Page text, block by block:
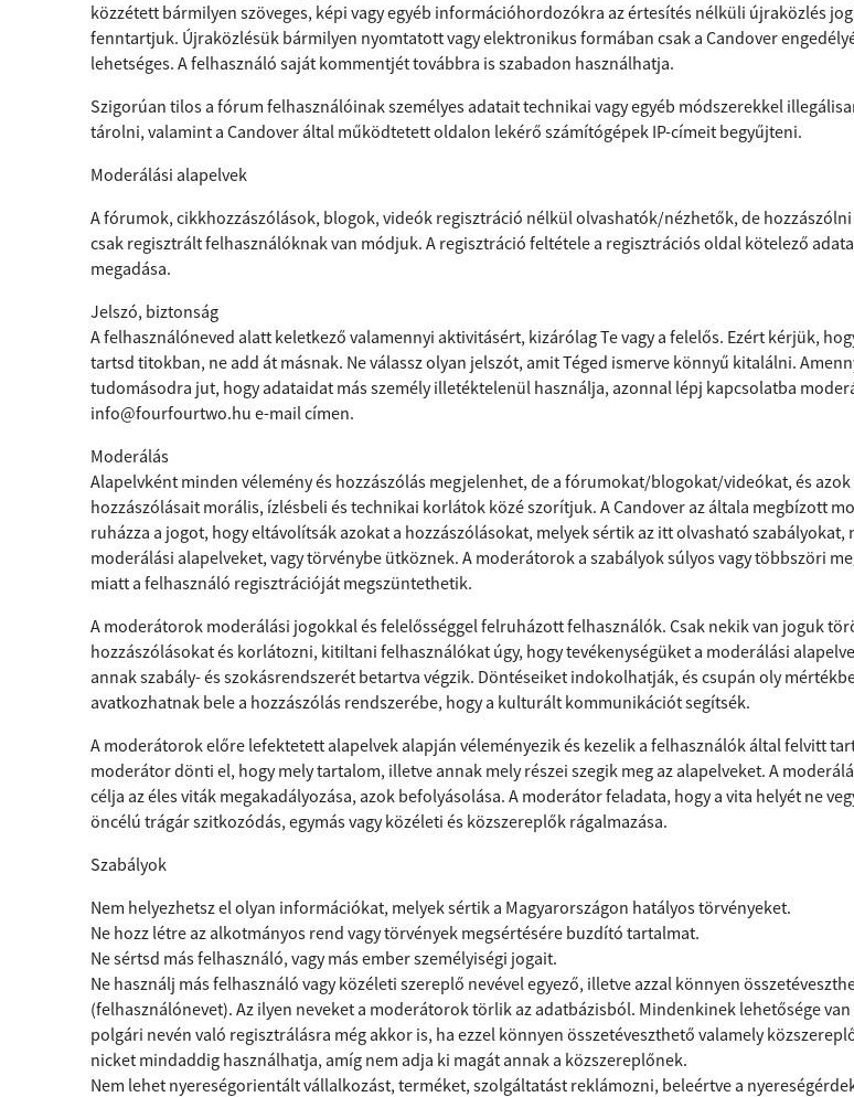
közzétett bármilyen szöveges, képi vagy egyéb információhordozókra az értesítés nélküli újraközlés
fenntartjuk. Újraközlésük bármilyen nyomtatott vagy elektronikus formában csak a Candover
lehetséges. A felhasználó saját kommentjét továbbra is szabadon használhatja.
Szigorúan tilos a fórum felhasználóinak személyes adatait technikai vagy egyéb módszerekkel
tárolni, valamint a Candover által működtetett oldalon lekérő számítógépek IP-címeit begyűjteni.
Moderálási alapelvek
A fórumok, cikkhozzászólások, blogok, videók regisztráció nélkül olvashatók/nézhetők, de
csak regisztrált felhasználóknak van módjuk. A regisztráció feltétele a regisztrációs oldal kötelező
megadása.
Jelszó, biztonság
A felhasználóneved alatt keletkező valamennyi aktivitásért, kizárólag Te vagy a felelős. Ezért kérjük,
tartsd titokban, ne add át másnak. Ne válassz olyan jelszót, amit Téged ismerve könnyű kitalálni.
tudomásodra jut, hogy adataidat más személy illetéktelenül használja, azonnal lépj kapcsolatba
info@fourfourtwo.hu e-mail címen.
Moderálás
Alapelvként minden vélemény és hozzászólás megjelenhet, de a fórumokat/blogokat/videókat, és azok
hozzászólásait morális, ízlésbeli és technikai korlátok közé szorítjuk. A Candover az általa megbízott
ruházza a jogot, hogy eltávolítsák azokat a hozzászólásokat, melyek sértik az itt olvasható szabályokat,
moderálási alapelveket, vagy törvénybe ütköznek. A moderátorok a szabályok súlyos vagy többszöri
miatt a felhasználó regisztrációját megszüntethetik.
A moderátorok moderálási jogokkal és felelősséggel felruházott felhasználók. Csak nekik van joguk
hozzászólásokat és korlátozni, kitiltani felhasználókat úgy, hogy tevékenységüket a moderálási
annak szabály- és szokásrendszerét betartva végzik. Döntéseiket indokolhatják, és csupán oly
avatkozhatnak bele a hozzászólás rendszerébe, hogy a kulturált kommunikációt segítsék.
A moderátorok előre lefektetett alapelvek alapján véleményezik és kezelik a felhasználók által felvitt
moderátor dönti el, hogy mely tartalom, illetve annak mely részei szegik meg az alapelveket. A
célja az éles viták megakadályozása, azok befolyásolása. A moderátor feladata, hogy a vita helyét ne
öncélú trágár szitkozódás, egymás vagy közéleti és közszereplők rágalmazása.
Szabályok
Nem helyezhetsz el olyan információkat, melyek sértik a Magyarországon hatályos törvényeket.
Ne hozz létre az alkotmányos rend vagy törvények megsértésére buzdító tartalmat.
Ne sértsd más felhasználó, vagy más ember személyiségi jogait.
Ne használj más felhasználó vagy közéleti szereplő nevével egyező, illetve azzal könnyen
(felhasználónevet). Az ilyen neveket a moderátorok törlik az adatbázisból. Mindenkinek lehetősége van
polgári nevén való regisztrálásra még akkor is, ha ezzel könnyen összetéveszthető valamely
nicket mindaddig használhatja, amíg nem adja ki magát annak a közszereplőnek.
Nem lehet nyereségorientált vállalkozást, terméket, szolgáltatást reklámozni, beleértve a